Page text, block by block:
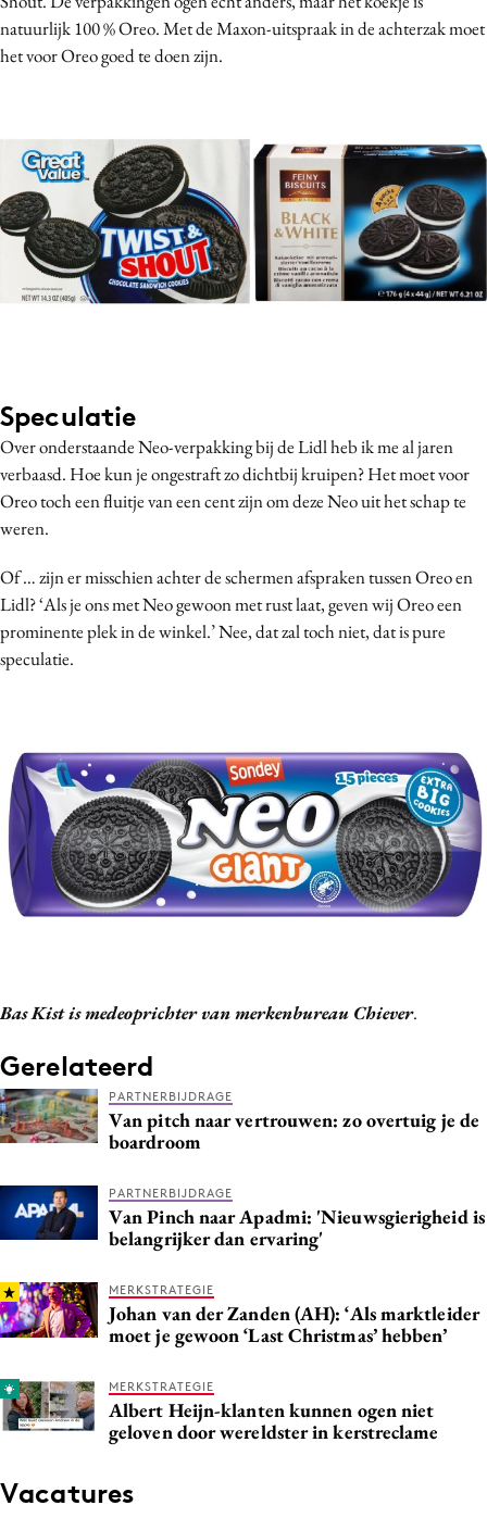
natuurlijk 100 % Oreo. Met de Maxon-uitspraak in de achterzak moet
het voor Oreo goed te doen zijn.
Speculatie
Over onderstaande Neo-verpakking bij de Lidl heb ik me al jaren
verbaasd. Hoe kun je ongestraft zo dichtbij kruipen? Het moet voor
Oreo toch een fluitje van een cent zijn om deze Neo uit het schap te
weren.
Of … zijn er misschien achter de schermen afspraken tussen Oreo en
Lidl? ‘Als je ons met Neo gewoon met rust laat, geven wij Oreo een
prominente plek in de winkel.’Nee, dat zal toch niet, dat is pure
speculatie.
Bas Kist is medeoprichter van merkenbureau Chiever.
Gerelateerd
PARTNERBIJDRAGE
Van pitch naar vertrouwen: zo overtuig je de
boardroom
PARTNERBIJDRAGE
Van Pinch naar Apadmi: 'Nieuwsgierigheid is
belangrijker dan ervaring'
MERKSTRATEGIE
Johan van der Zanden (AH): ‘Als marktleider
moet je gewoon ‘Last Christmas’ hebben’
MERKSTRATEGIE
Albert Heijn-klanten kunnen ogen niet
geloven door wereldster in kerstreclame
Vacatures